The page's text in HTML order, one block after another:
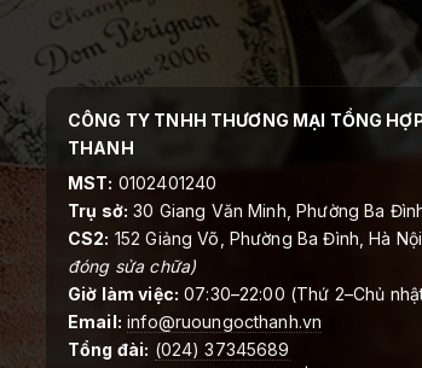
CÔNG TY TNHH THƯƠNG MẠI TỔNG
THANH
MST: 0102401240
Trụ sở: 30 Giang Văn Minh, Phường Ba
CS2: 152 Giảng Võ, Phường Ba Đình, Hà Nội
đóng sửa chữa)
Giờ làm việc: 07:30–22:00 (Thứ 2–Chủ
Email: info@ruoungocthanh.vn
Tổng đài: (024) 37345689